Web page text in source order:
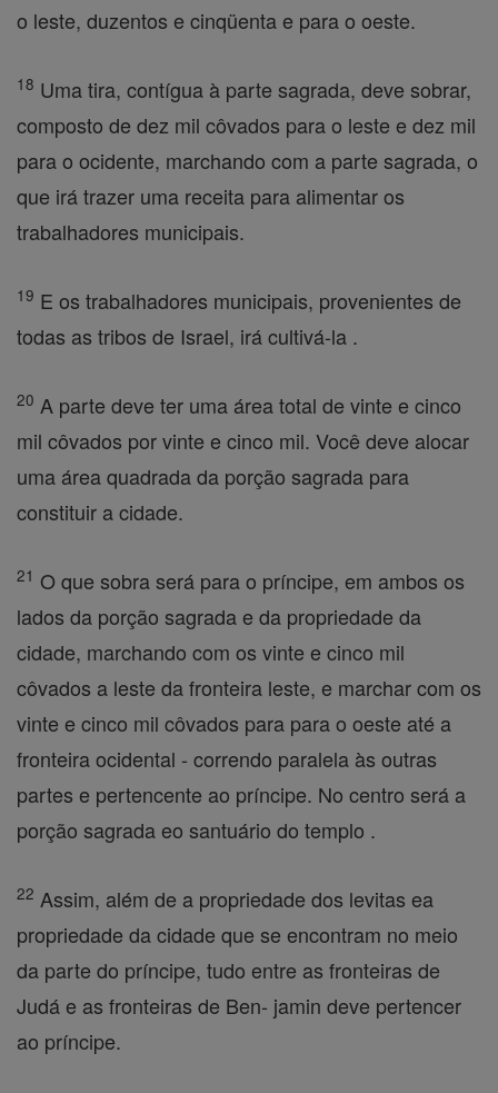
o leste, duzentos e cinqüenta e para o oeste.
18 Uma tira, contígua à parte sagrada, deve sobrar,
composto de dez mil côvados para o leste e dez mil
para o ocidente, marchando com a parte sagrada, o
que irá trazer uma receita para alimentar os
trabalhadores municipais.
19 E os trabalhadores municipais, provenientes de
todas as tribos de Israel, irá cultivá-la .
20 A parte deve ter uma área total de vinte e cinco
mil côvados por vinte e cinco mil. Você deve alocar
uma área quadrada da porção sagrada para
constituir a cidade.
21 O que sobra será para o príncipe, em ambos os
lados da porção sagrada e da propriedade da
cidade, marchando com os vinte e cinco mil
côvados a leste da fronteira leste, e marchar com os
vinte e cinco mil côvados para para o oeste até a
fronteira ocidental - correndo paralela às outras
partes e pertencente ao príncipe. No centro será a
porção sagrada eo santuário do templo .
22 Assim, além de a propriedade dos levitas ea
propriedade da cidade que se encontram no meio
da parte do príncipe, tudo entre as fronteiras de
Judá e as fronteiras de Ben- jamin deve pertencer
ao príncipe.